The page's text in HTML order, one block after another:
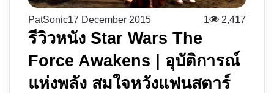
PatSonic17 December 2015 1 2,417
รีวิวหนัง Star Wars The
Force Awakens | อุบัติการณ์
แห่งพลัง สมใจหวังแฟนสตาร์